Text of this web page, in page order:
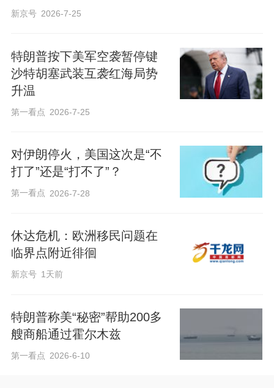
新京号 2026-7-25
特朗普按下美军空袭暂停键
沙特胡塞武装互袭红海局势
升温
第一看点 2026-7-25
对伊朗停火，美国这次是“不
打了”还是“打不了”？
第一看点 2026-7-28
休达危机：欧洲移民问题在
临界点附近徘徊
新京号 1天前
特朗普称美“秘密”帮助200多
艘商船通过霍尔木兹
第一看点 2026-6-10